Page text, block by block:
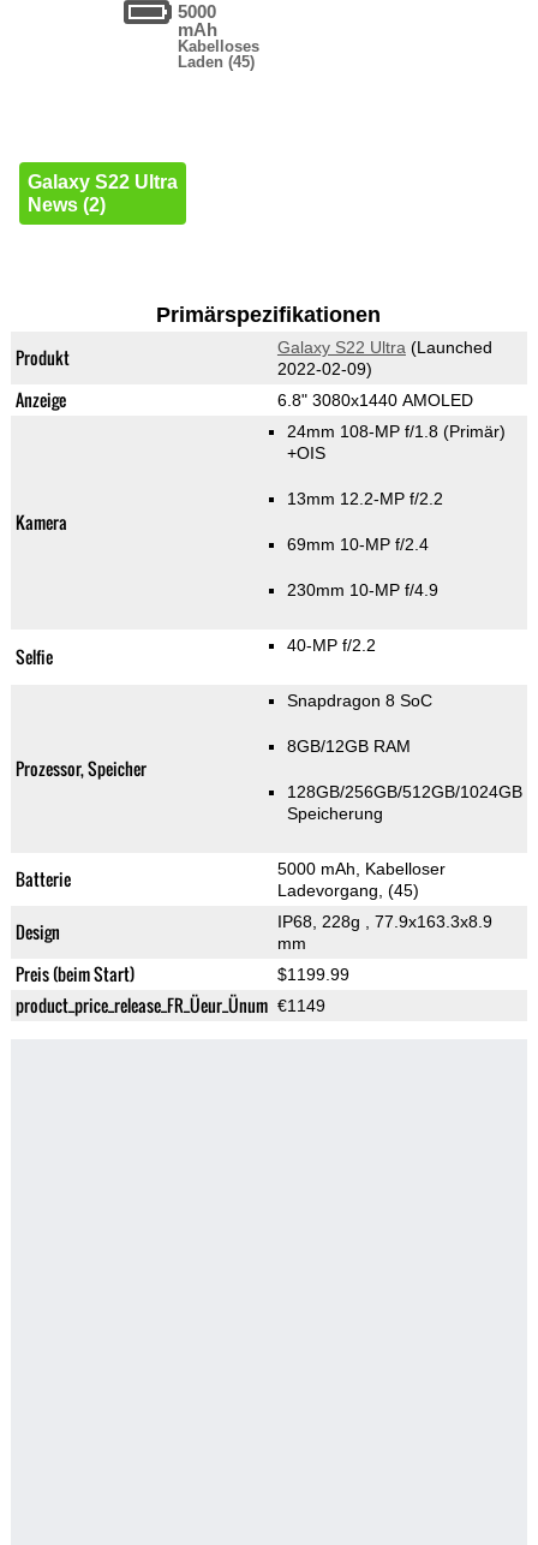
5000
mAh
Kabelloses
Laden (45)
Galaxy S22 Ultra
News (2)
Primärspezifikationen
Produkt Galaxy S22 Ultra (Launched
2022-02-09)
Anzeige 6.8" 3080x1440 AMOLED
Kamera
24mm 108-MP f/1.8(Primär)
+OIS
13mm 12.2-MP f/2.2
69mm 10-MP f/2.4
230mm 10-MP f/4.9
Selfie 40-MP f/2.2
Prozessor, Speicher
Snapdragon 8 SoC
8GB/12GB RAM
128GB/256GB/512GB/1024GB
Speicherung
Batterie
5000 mAh, Kabelloser
Ladevorgang, (45)
Design IP68, 228g
, 77.9x163.3x8.9
mm
Preis (beim Start) $1199.99
product_price_release_FR_Üeur_Ünum €1149